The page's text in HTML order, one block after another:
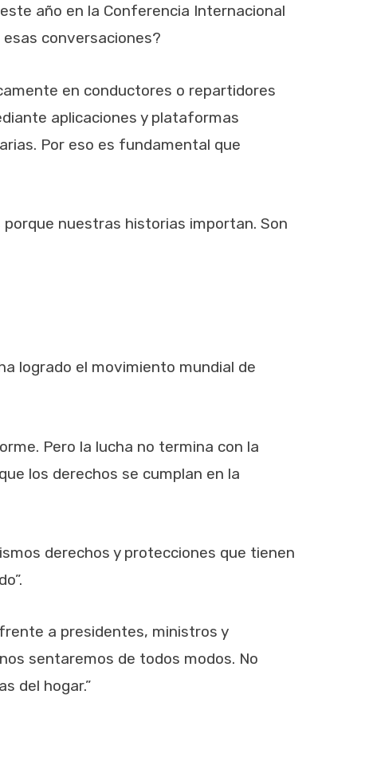
año en la Conferencia Internacional
conversaciones?
en conductores o repartidores
aplicaciones y plataformas
Por eso es fundamental que
nuestras historias importan. Son
logrado el movimiento mundial de
Pero la lucha no termina con la
los derechos se cumplan en la
derechos y protecciones que tienen
a presidentes, ministros y
sentaremos de todos modos. No
del hogar.”